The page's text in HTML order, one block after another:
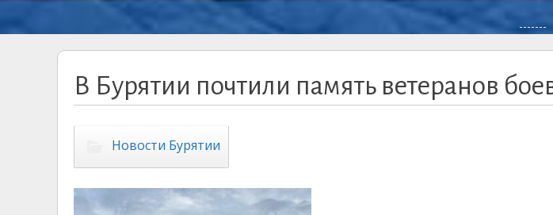
-------
В Бурятии почтили память ветеранов
Новости Бурятии